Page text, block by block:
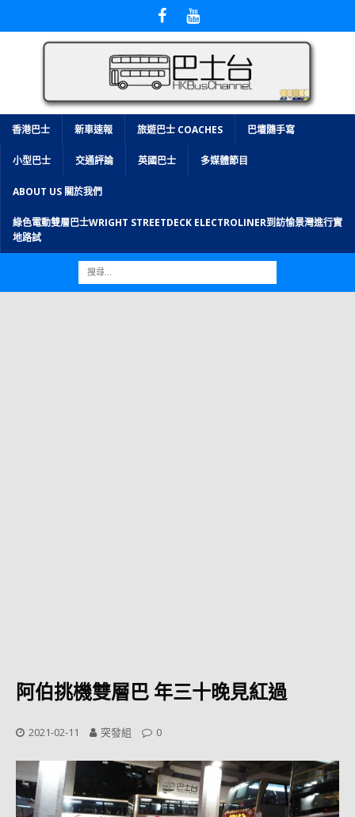
香港巴士 新車速報 旅遊巴士 COACHES 巴壇隨手寫
小型巴士 交通評論 英國巴士 多媒體節目
ABOUT US 關於我們
綠色電動雙層巴士WRIGHT STREETDECK ELECTROLINER到訪愉景灣進行實
地路試
阿伯挑機雙層巴 年三十晚見紅過
2021-02-11 突發組 0